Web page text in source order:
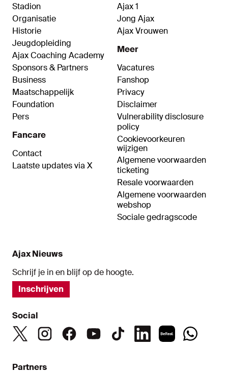
Stadion
Organisatie
Historie
Jeugdopleiding
Ajax Coaching Academy
Sponsors & Partners
Business
Maatschappelijk
Foundation
Pers
Fancare
Contact
Laatste updates via X
Ajax 1
Jong Ajax
Ajax Vrouwen
Meer
Vacatures
Fanshop
Privacy
Disclaimer
Vulnerability disclosure
policy
Cookievoorkeuren
wijzigen
Algemene voorwaarden
ticketing
Resale voorwaarden
Algemene voorwaarden
webshop
Sociale gedragscode
Ajax Nieuws
Schrijf je in en blijf op de hoogte.
Inschrijven
Social
Partners